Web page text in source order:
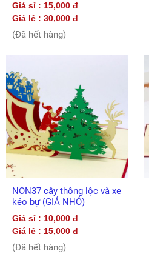
Giá sỉ : 15,000 đ
Giá lẻ : 30,000 đ
(Đã hết hàng)
NON37 cây thông lộc và xe
kéo bự (GIÁ NHỎ)
Giá sỉ : 10,000 đ
Giá lẻ : 15,000 đ
(Đã hết hàng)